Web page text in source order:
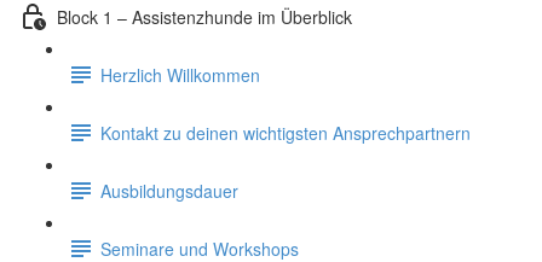
Block 1 – Assistenzhunde im Überblick
Herzlich Willkommen
Kontakt zu deinen wichtigsten Ansprechpartnern
Ausbildungsdauer
Seminare und Workshops